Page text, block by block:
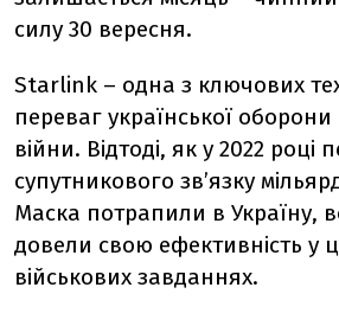
силу 30 вересня.
Starlink – одна з ключових
переваг української оборони
війни. Відтоді, як у 2022 році
супутникового зв’язку
Маска потрапили в Україну,
довели свою ефективність у
військових завданнях.